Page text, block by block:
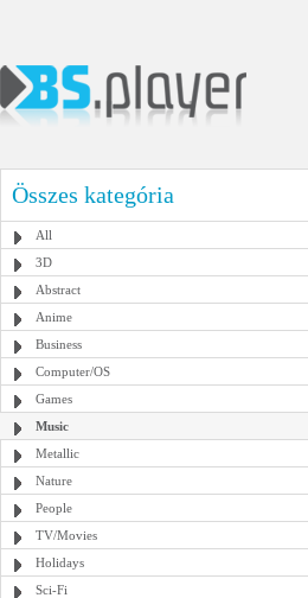
Összes kategória
All
3D
Abstract
Anime
Business
Computer/OS
Games
Music
Metallic
Nature
People
TV/Movies
Holidays
Sci-Fi